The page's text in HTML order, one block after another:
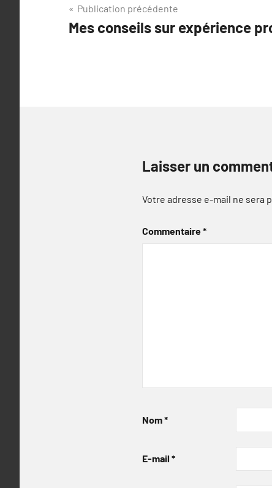
Navigation
de
Publication précédente
Mes conseils sur expérience
Laisser un
Votre adresse e-mail ne sera
Commentaire*
Nom*
E-mail *